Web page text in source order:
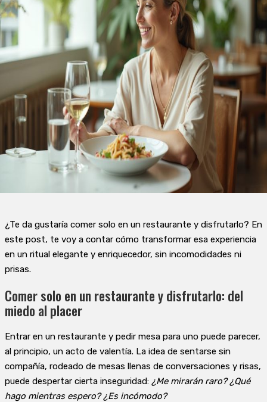
¿Te da gustaría comer solo en un restaurante y disfrutarlo? En
este post, te voy a contar cómo transformar esa experiencia
en un ritual elegante y enriquecedor, sin incomodidades ni
prisas.
Comer solo en un restaurante y disfrutarlo: del
miedo al placer
Entrar en un restaurante y pedir mesa para uno puede parecer,
al principio, un acto de valentía. La idea de sentarse sin
compañía, rodeado de mesas llenas de conversaciones y risas,
puede despertar cierta inseguridad: ¿Me mirarán raro? ¿Qué
hago mientras espero? ¿Es incómodo?